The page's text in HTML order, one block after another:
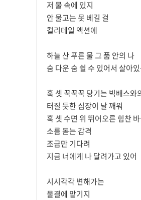
저 물 속에 있지
안 물고는 못 베길 걸
컬리테일 액션에
하늘 산 푸른 물 그 품 안의 나
숨 다운 숨 쉴 수 있어서 살아
훅 셋 꾹꾹꾹 당기는 빅배스와
터질 듯한 심장이 날 깨워
훅 셋 수면 위 뛰어오른 힘찬
소름 돋는 감격
조금만 기다려
지금 너에게 나 달려가고 있어
시시각각 변해가는
물결에 맡기지